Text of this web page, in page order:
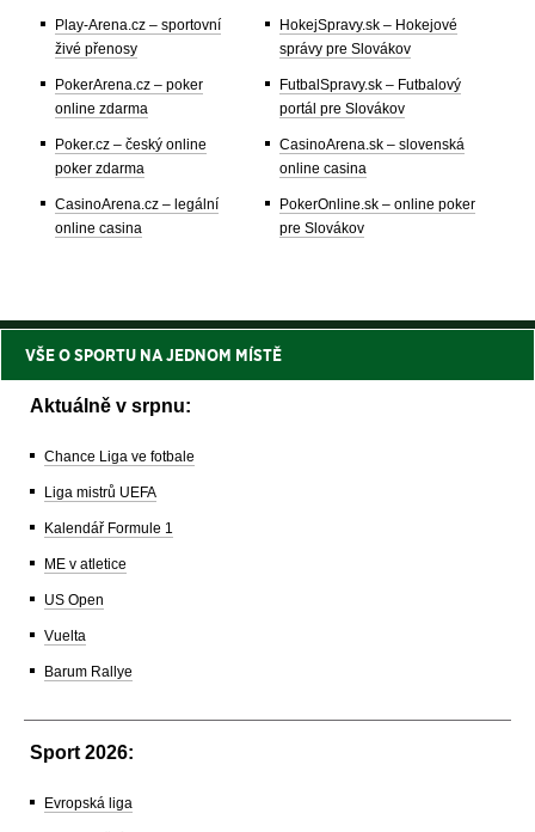
Play-Arena.cz – sportovní
živé přenosy
PokerArena.cz – poker
online zdarma
Poker.cz – český online
poker zdarma
CasinoArena.cz – legální
online casina
HokejSpravy.sk – Hokejové
správy pre Slovákov
FutbalSpravy.sk – Futbalový
portál pre Slovákov
CasinoArena.sk – slovenská
online casina
PokerOnline.sk – online poker
pre Slovákov
VŠE O SPORTU NA JEDNOM MÍSTĚ
Aktuálně v srpnu:
Chance Liga ve fotbale
Liga mistrů UEFA
Kalendář Formule 1
ME v atletice
US Open
Vuelta
Barum Rallye
Sport 2026:
Evropská liga